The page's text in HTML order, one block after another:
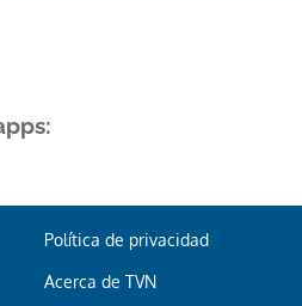
Política de privacidad
Acerca de TVN